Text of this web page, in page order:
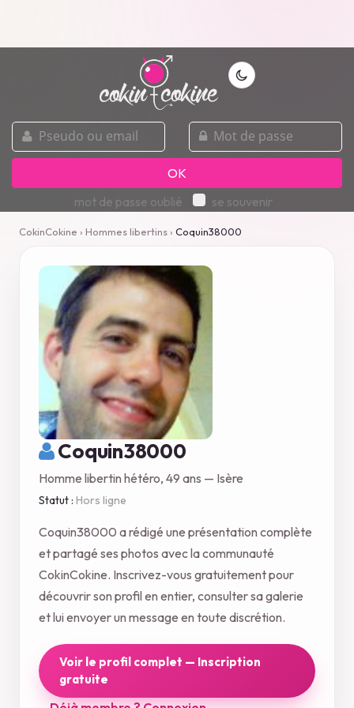
pseudo
ou
email
mot
de
passe
OK
mot de passe oublié
se souvenir
CokinCokine › Hommes libertins› Coquin38000
Coquin38000
Homme libertin hétéro, 49 ans — Isère
Statut : Hors ligne
Coquin38000 a rédigé une présentation complète
et partagé ses photos avec la communauté
CokinCokine. Inscrivez-vous gratuitement pour
découvrir son profil en entier, consulter sa galerie
et lui envoyer un message en toute discrétion.
Voir le profil complet — Inscription
gratuite